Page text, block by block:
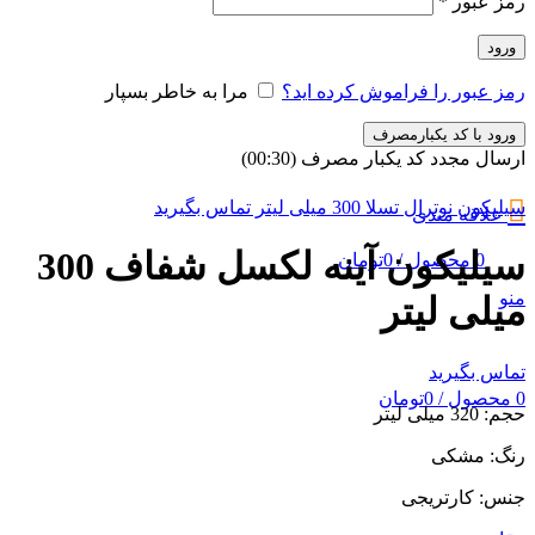
ورود
رمز عبور را فراموش کرده اید؟ مرا به خاطر بسپار
ورود با کد یکبارمصرف
ارسال مجدد کد یکبار مصرف (00:
30
)
علاقه مندی
0 محصول /
0تومان
منو
0 محصول /
0تومان
سیلیکون نوترال تسلا 300 میلی لیتر تماس بگیرید
سیلیکون آینه لکسل شفاف 300
میلی لیتر
تماس بگیرید
حجم: 320 میلی لیتر
رنگ: مشکی
جنس: کارتریجی